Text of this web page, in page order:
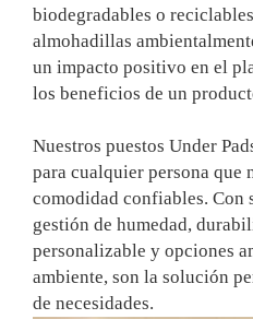
biodegradables o
almohadillas
un impacto positivo en el
los beneficios de un
Nuestros puestos Under
para cualquier persona que
comodidad confiables. Con
gestión de humedad,
personalizable y opciones
ambiente, son la solución
de necesidades.